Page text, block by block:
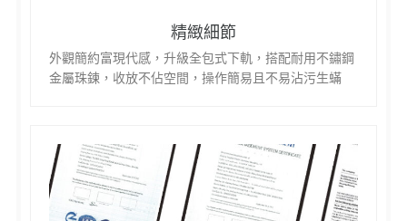
精緻細節
外觀簡約富現代感，升級全包式下軌，搭配耐用不鏽鋼
金屬珠鍊，收放不佔空間，操作簡易且不易沾污生蟎